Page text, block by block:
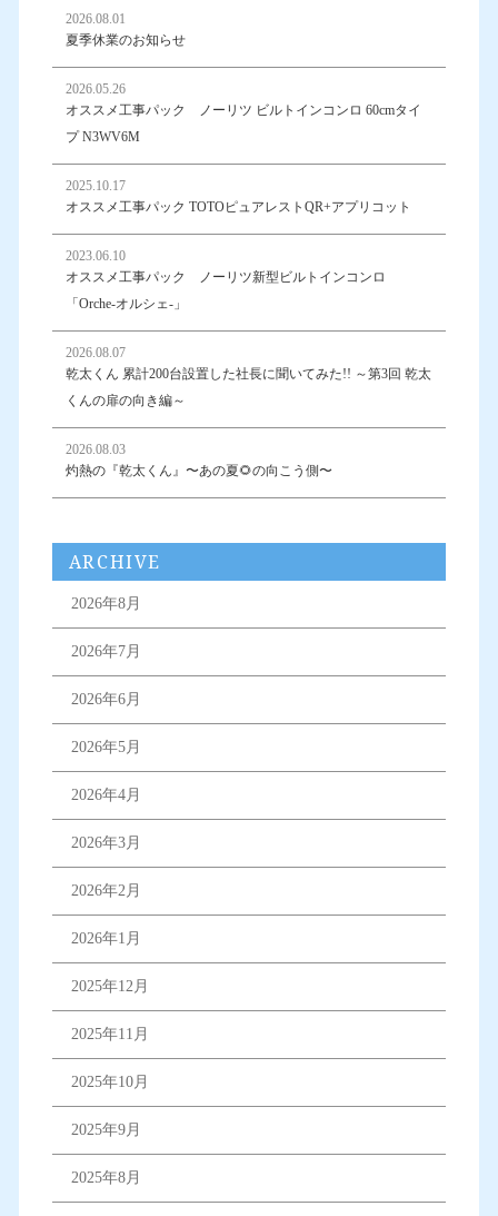
2026.08.01
夏季休業のお知らせ
2026.05.26
オススメ工事パック ノーリツ ビルトインコンロ 60cmタイ
プ N3WV6M
2025.10.17
オススメ工事パック TOTOピュアレストQR+アプリコット
2023.06.10
オススメ工事パック ノーリツ新型ビルトインコンロ
「Orche-オルシェ-」
2026.08.07
乾太くん 累計200台設置した社長に聞いてみた!! ～第3回 乾太
くんの扉の向き編～
2026.08.03
灼熱の『乾太くん』〜あの夏🌻の向こう側〜
ARCHIVE
2026年8月
2026年7月
2026年6月
2026年5月
2026年4月
2026年3月
2026年2月
2026年1月
2025年12月
2025年11月
2025年10月
2025年9月
2025年8月